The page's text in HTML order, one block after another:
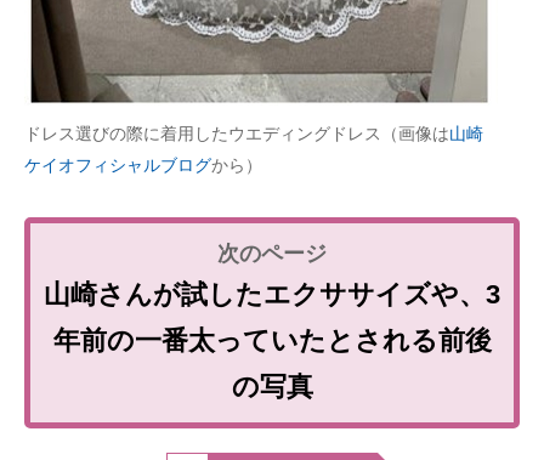
ドレス選びの際に着用したウエディングドレス（画像は山崎
ケイオフィシャルブログから）
山崎さんが試したエクササイズや、3
年前の一番太っていたとされる前後
の写真